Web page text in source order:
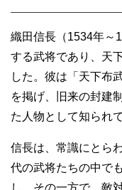
織田信長（1534年～
する武将であり、天
した。彼は「天下布
を掲げ、旧来の封建
た人物として知られ
信長は、常識にとら
代の武将たちの中で
し、その一方で、敵